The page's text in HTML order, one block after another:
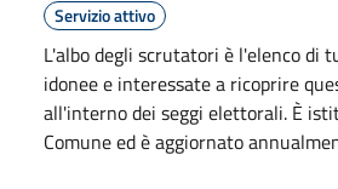
Servizio attivo
L'albo degli scrutatori è l'elenco di
idonee e interessate a ricoprire
all'interno dei seggi elettorali. È
Comune ed è aggiornato